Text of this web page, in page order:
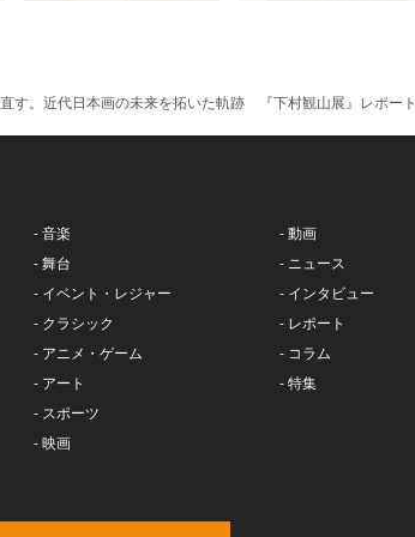
す。近代日本画の未来を拓いた軌跡 『下村観山展』レポート
- 音楽
- 舞台
- イベント・レジャー
- クラシック
- アニメ・ゲーム
- アート
- スポーツ
- 映画
- 動画
- ニュース
- インタビュー
- レポート
- コラム
- 特集